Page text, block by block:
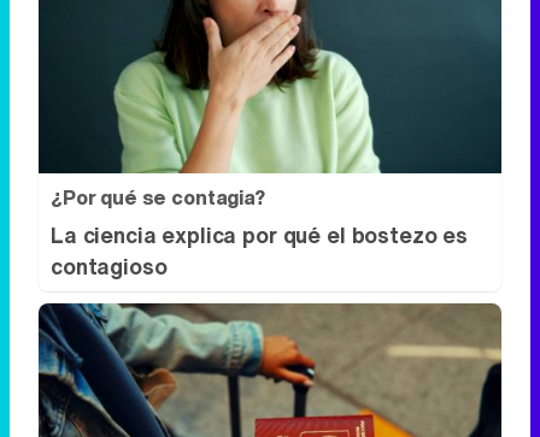
¿Por qué se contagia?
La ciencia explica por qué el bostezo es
contagioso